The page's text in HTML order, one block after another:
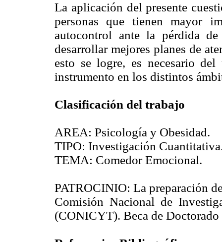
La aplicación del presente
personas que tienen mayor
autocontrol ante la pérdida
desarrollar mejores planes de
esto se logre, es necesario
instrumento en los distintos
Clasificación del trabajo
AREA: Psicología y Obesidad.
TIPO: Investigación
TEMA: Comedor Emocional.
PATROCINIO: La preparación
Comisión Nacional de
(CONICYT). Beca de